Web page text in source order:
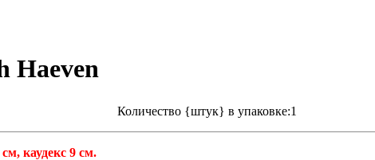
Haeven
Количество {штук} в упаковке:1
каудекс 9 см.